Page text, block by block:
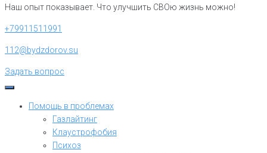
Наш опыт показывает. Что улучшить СВОю жизнь можно!
+79911511991
112@bydzdorov.su
Задать вопрос
Помощь в проблемах
Газлайтинг
Клаустрофобия
Психоз